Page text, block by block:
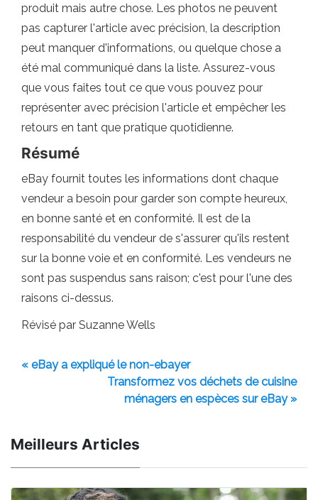
produit mais autre chose. Les photos ne peuvent
pas capturer l'article avec précision, la description
peut manquer d'informations, ou quelque chose a
été mal communiqué dans la liste. Assurez-vous
que vous faites tout ce que vous pouvez pour
représenter avec précision l'article et empêcher les
retours en tant que pratique quotidienne.
Résumé
eBay fournit toutes les informations dont chaque
vendeur a besoin pour garder son compte heureux,
en bonne santé et en conformité. Il est de la
responsabilité du vendeur de s'assurer qu'ils restent
sur la bonne voie et en conformité. Les vendeurs ne
sont pas suspendus sans raison; c'est pour l'une des
raisons ci-dessus.
Révisé par Suzanne Wells
« eBay a expliqué le non-ebayer
Transformez vos déchets de cuisine
ménagers en espèces sur eBay »
Meilleurs Articles